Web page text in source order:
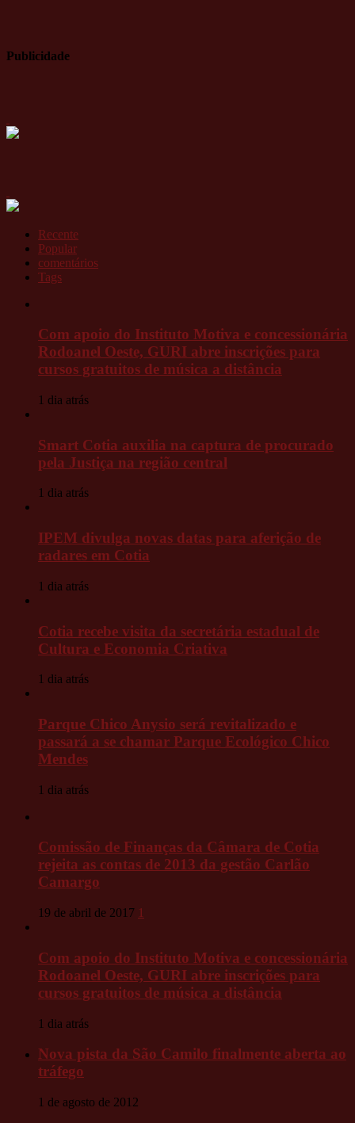
Publicidade
Recente
Popular
comentários
Tags
Com apoio do Instituto Motiva e concessionária
Rodoanel Oeste, GURI abre inscrições para
cursos gratuitos de música a distância
1 dia atrás
Smart Cotia auxilia na captura de procurado
pela Justiça na região central
1 dia atrás
IPEM divulga novas datas para aferição de
radares em Cotia
1 dia atrás
Cotia recebe visita da secretária estadual de
Cultura e Economia Criativa
1 dia atrás
Parque Chico Anysio será revitalizado e
passará a se chamar Parque Ecológico Chico
Mendes
1 dia atrás
Comissão de Finanças da Câmara de Cotia
rejeita as contas de 2013 da gestão Carlão
Camargo
19 de abril de 2017 1
Com apoio do Instituto Motiva e concessionária
Rodoanel Oeste, GURI abre inscrições para
cursos gratuitos de música a distância
1 dia atrás
Nova pista da São Camilo finalmente aberta ao
tráfego
1 de agosto de 2012